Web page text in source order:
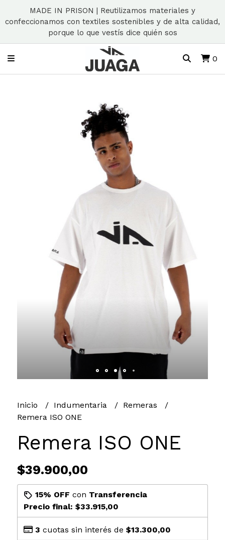
MADE IN PRISON | Reutilizamos materiales y
confeccionamos con textiles sostenibles y de alta calidad,
porque lo que vestís dice quién sos
0
Inicio Indumentaria
Remeras
Remera ISO ONE
Remera ISO ONE
$39.900,00
15% OFF con Transferencia
Precio final: $33.915,00
3 cuotas sin interés de $13.300,00